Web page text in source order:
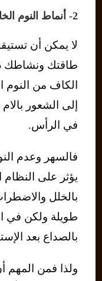
2- أنماط النوم الخاطئة
لا يمكن أن
طاقتك ونشاطك
الكاف من النوم
إلى الشعور
في الرأس.
فالسهر وعدم
يؤثر على
بالخلل
طويلة ولكن في
بالصداع بعد
ولذا فمن المهم